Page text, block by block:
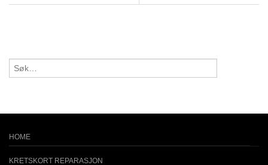
HOME
KRETSKORT REPARASJON